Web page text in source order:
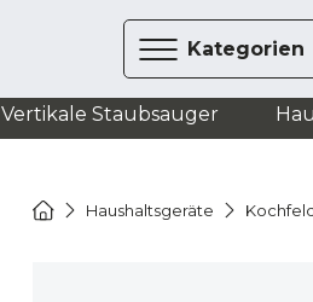
Kategorien
Vertikale Staubsauger
Haushaltsgeräte